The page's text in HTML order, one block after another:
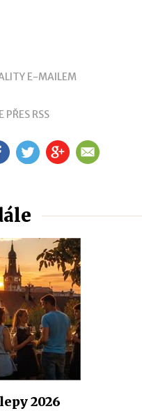
E-MAILEM
PŘES RSS
TW GP EM
2026